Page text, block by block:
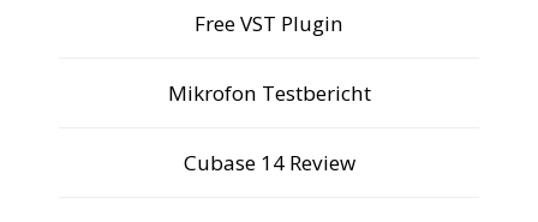
Free VST Plugin
Mikrofon Testbericht
Cubase 14 Review